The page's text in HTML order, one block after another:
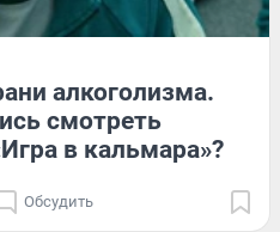
алкоголизма.
смотреть
в кальмара»?
Обсудить